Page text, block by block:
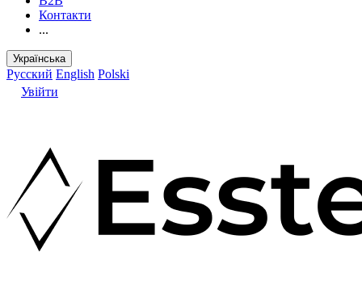
Контакти
...
Українська
Русский English Polski
Увійти